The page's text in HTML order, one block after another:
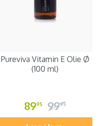
Pureviva Vitamin E Olie Ø
(100 ml)
8995 9995